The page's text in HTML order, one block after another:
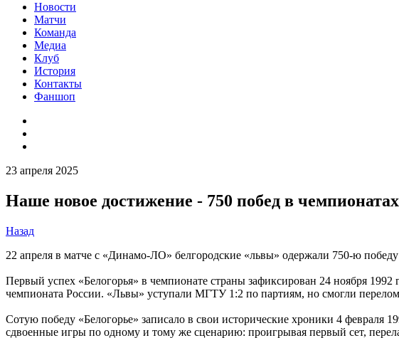
Новости
Матчи
Команда
Медиа
Клуб
История
Контакты
Фаншоп
23 апреля 2025
Наше новое достижение - 750 побед в
Назад
22 апреля в матче с «Динамо-ЛО» белгородские «львы» одержали 750-ю
Первый успех «Белогорья» в чемпионате страны зафиксирован 24 ноября
чемпионата России. «Львы» уступали МГТУ 1:2 по партиям, но смогли
Сотую победу «Белогорье» записало в свои исторические хроники 4
сдвоенные игры по одному и тому же сценарию: проигрывая первый сет,